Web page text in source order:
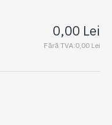
0,00 Lei
Fără TVA:0,00 Lei